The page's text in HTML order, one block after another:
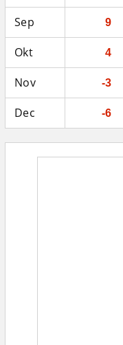
Sep 9
Okt 4
Nov -3
Dec -6